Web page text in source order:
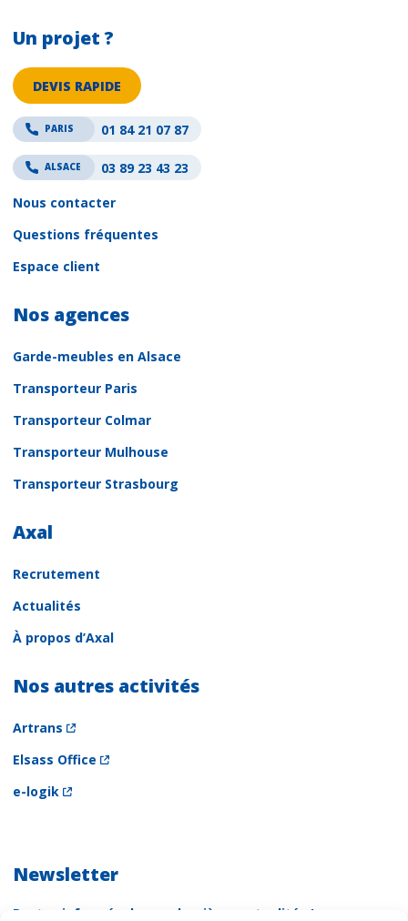
Un projet ?
DEVIS RAPIDE
PARIS 01 84 21 07 87
ALSACE 03 89 23 43 23
Nous contacter
Questions fréquentes
Espace client
Nos agences
Garde-meubles en Alsace
Transporteur Paris
Transporteur Colmar
Transporteur Mulhouse
Transporteur Strasbourg
Axal
Recrutement
Actualités
À propos d’Axal
Nos autres activités
Artrans
Elsass Office
e-logik
Newsletter
Restez informés de nos dernières actualités !